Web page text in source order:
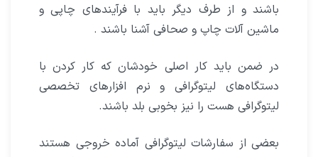
باشند و از طرف دیگر باید با فرآیندهای چاپی و
ماشین آلات چاپ و صحافی آشنا باشند .
در ضمن باید کار اصلی خودشان که کار کردن با
دستگاه‌های لیتوگرافی و نرم افزارهای تخصصی
لیتوگرافی هست را نیز بخوبی بلد باشند.
بعضی از سفارشات لیتوگرافی آماده خروجی هستند